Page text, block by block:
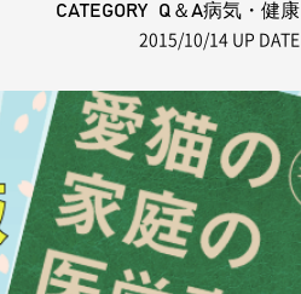
CATEGORY Q＆A病気・健康
2015/10/14 UP DATE